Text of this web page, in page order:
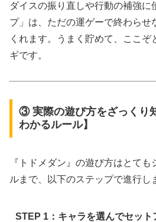
ダイスの振り直しや行動の補強に
プ」は、ただの運ゲーで終わらせ
くれます。うまく貯めて、ここぞ
ギです。
③ 実際の遊び方をざっくり
わかるルール】
『トドメダン』の遊び方はとても
ルまで、以下のステップで進行し
STEP 1：キャラを選んでセット